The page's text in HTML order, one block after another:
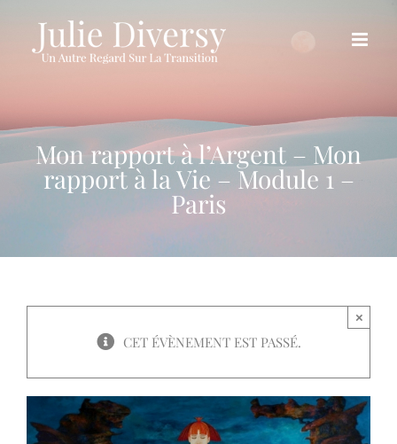
contenu
Mon rapport à l’Argent – Mon
rapport à la Vie – Module 1 –
Paris
CET ÉVÈNEMENT EST PASSÉ.
×